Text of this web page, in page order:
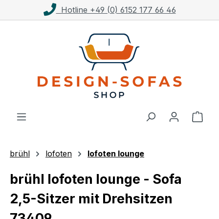
Zum Hauptinhalt springen
+49 (0) 6152 177 66 46
brühl lofoten lofoten lounge
brühl lofoten lounge - Sofa
2,5-Sitzer mit Drehsitzen